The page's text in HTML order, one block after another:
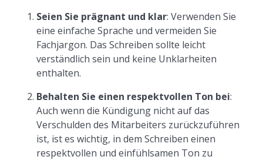
Seien Sie prägnant und klar: Verwenden Sie
eine einfache Sprache und vermeiden Sie
Fachjargon. Das Schreiben sollte leicht
verständlich sein und keine Unklarheiten
enthalten.
Behalten Sie einen respektvollen Ton bei:
Auch wenn die Kündigung nicht auf das
Verschulden des Mitarbeiters zurückzuführen
ist, ist es wichtig, in dem Schreiben einen
respektvollen und einfühlsamen Ton zu